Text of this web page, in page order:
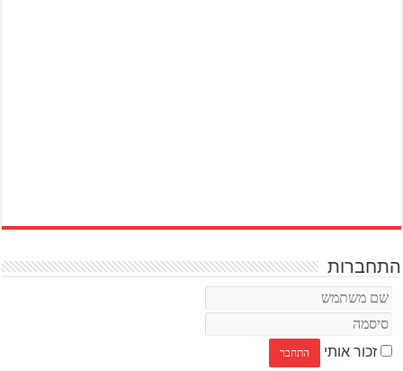
התחברות
זכור אותי